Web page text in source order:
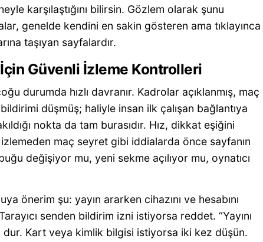
karşılaştığını bilirsin. Gözlem olarak şunu
genelde kendini en sakin gösteren ama tıklayınca
taşıyan sayfalardır.
İçin Güvenli İzleme Kontrolleri
durumda hızlı davranır. Kadrolar açıklanmış, maç
düşmüş; haliyle insan ilk çalışan bağlantıya
nokta da tam burasıdır. Hız, dikkat eşiğini
maç seyret gibi iddialarda önce sayfanın
değişiyor mu, yeni sekme açılıyor mu, oynatıcı
önerim şu: yayın ararken cihazını ve hesabını
senden bildirim izni istiyorsa reddet. “Yayını
Kart veya kimlik bilgisi istiyorsa iki kez düşün.